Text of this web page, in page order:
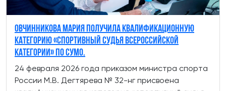
Овчинникова Мария получила квалификационную
категорию «спортивный судья всероссийской
категории» по сумо.
24 февраля 2026 года приказом министра спорта
России М.В. Дегтярева № 32-нг присвоена